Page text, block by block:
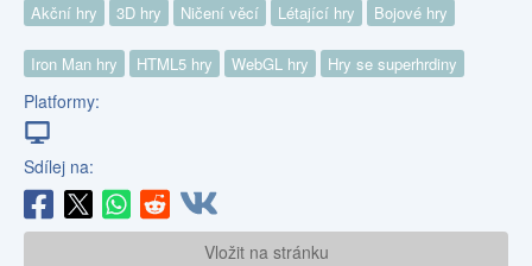
Akční hry 3D hry Ničení věcí Létající hry Bojové hry
Iron Man hry HTML5 hry WebGL hry Hry se superhrdiny
Platformy:
Sdílej na:
Vložit na stránku